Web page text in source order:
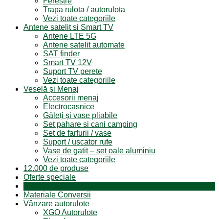
Trapa rulota / autorulota
Vezi toate categoriile
Antene satelit si Smart TV
Antene LTE 5G
Antene satelit automate
SAT finder
Smart TV 12V
Suport TV perete
Vezi toate categoriile
Veselă și Menaj
Accesorii menaj
Electrocasnice
Găleți și vase pliabile
Set pahare si cani camping
Set de farfurii / vase
Suport / uscator rufe
Vase de gatit – set oale aluminiu
Vezi toate categoriile
12.000 de produse
Oferte speciale
Materiale Conversii
Vânzare autorulote
XGO Autorulote